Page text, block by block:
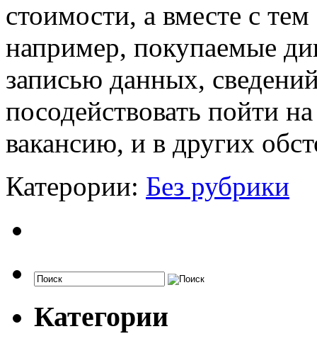
стоимости, а вместе с
например, покупаемые
записью данных,
посодействовать пойти
вакансию, и в других
Катерории: Без рубрики
Категории